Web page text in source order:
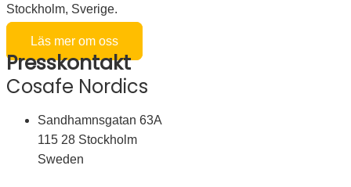
Stockholm, Sverige.
Läs mer om oss
Presskontakt
Cosafe Nordics
Sandhamnsgatan 63A
115 28 Stockholm
Sweden